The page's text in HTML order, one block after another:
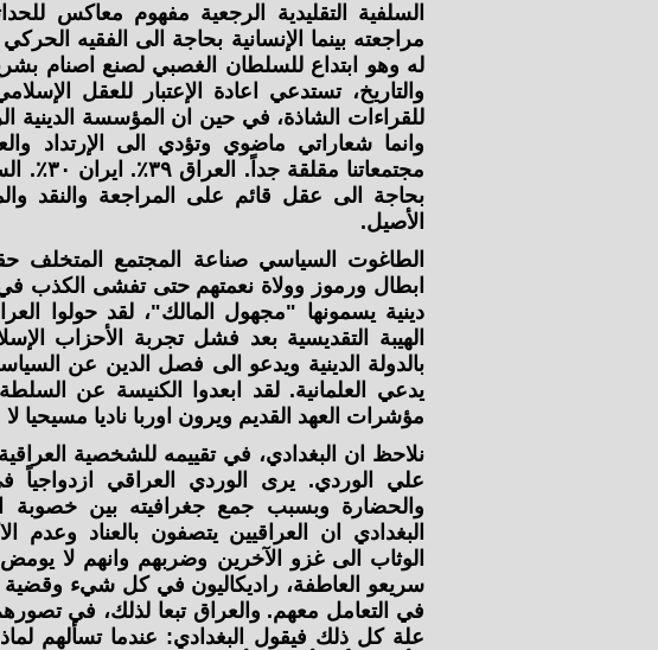
السلفية التقليدية الرجعية مفهوم معاكس
مراجعته بينما الإنسانية بحاجة الى الفقيه
له وهو ابتداع للسلطان الغصبي لصنع اصنام
والتاريخ، تستدعي اعادة الإعتبار للعقل
للقراءات الشاذة، في حين ان المؤسسة الدينية
وانما شعاراتي ماضوي وتؤدي الى الإرتداد
بحاجة الى عقل قائم على المراجعة والنقد
الأصيل.
الطاغوت السياسي صناعة المجتمع المتخلف
ابطال ورموز وولاة نعمتهم حتى تفشى الكذب
دينية يسمونها "مجهول المالك"، لقد
الهيبة التقديسية بعد فشل تجربة الأحزاب
بالدولة الدينية ويدعو الى فصل الدين عن
يدعي العلمانية. لقد ابعدوا الكنيسة عن
مؤشرات العهد القديم ويرون اوربا ناديا مسيحيا لا
نلاحظ ان البغدادي، في تقييمه للشخصية
علي الوردي. يرى الوردي العراقي
والحضارة وبسبب جمع جغرافيته بين خصوبة
البغدادي ان العراقيين يتصفون بالعناد وعدم
الوثاب الى غزو الآخرين وضربهم وانهم لا يومض
سريعو العاطفة، راديكاليون في كل شيء
في التعامل معهم. والعراق تبعا لذلك، في
علة كل ذلك فيقول البغدادي: عندما تسألهم